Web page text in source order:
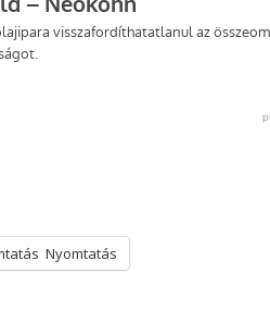
Nyomtatás